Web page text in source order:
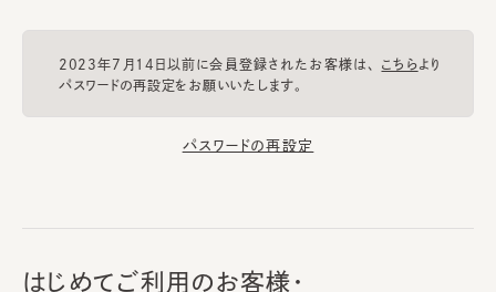
2023年7月14日以前に会員登録されたお客様は、 こちらより
パスワードの再設定をお願いいたします。
パスワードの再設定
はじめてご利用のお客様・